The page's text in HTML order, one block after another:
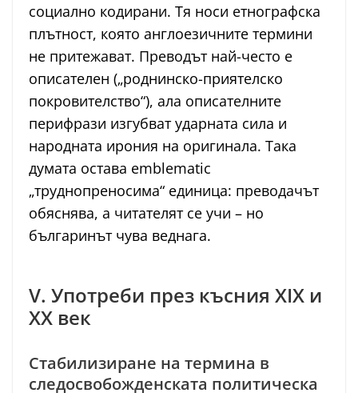
социално кодирани. Тя носи етнографска
плътност, която англоезичните термини
не притежават. Преводът най-често е
описателен („роднинско-приятелско
покровителство“), ала описателните
перифрази изгубват ударната сила и
народната ирония на оригинала. Така
думата остава emblematic
„труднопреносима“ единица: преводачът
обяснява, а читателят се учи – но
българинът чува веднага.
V. Употреби през късния XIX и
XX век
Стабилизиране на термина в
следосвобожденската политическа